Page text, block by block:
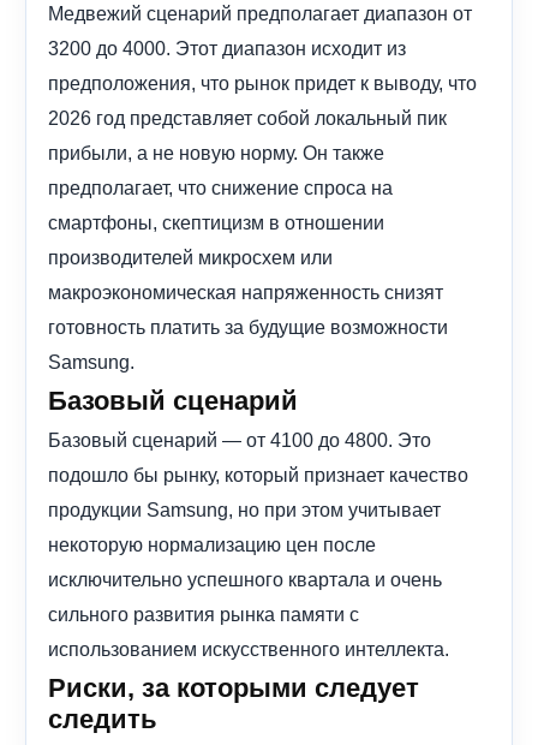
Медвежий сценарий предполагает диапазон от
3200 до 4000. Этот диапазон исходит из
предположения, что рынок придет к выводу, что
2026 год представляет собой локальный пик
прибыли, а не новую норму. Он также
предполагает, что снижение спроса на
смартфоны, скептицизм в отношении
производителей микросхем или
макроэкономическая напряженность снизят
готовность платить за будущие возможности
Samsung.
Базовый сценарий
Базовый сценарий — от 4100 до 4800. Это
подошло бы рынку, который признает качество
продукции Samsung, но при этом учитывает
некоторую нормализацию цен после
исключительно успешного квартала и очень
сильного развития рынка памяти с
использованием искусственного интеллекта.
Риски, за которыми следует
следить